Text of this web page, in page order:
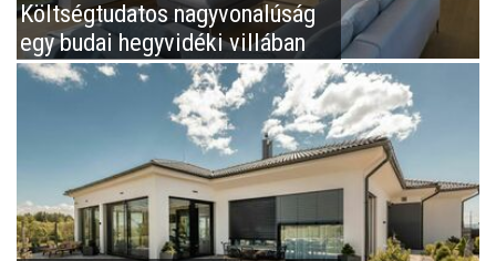
Költségtudatos nagyvonalúság
egy budai hegyvidéki villában